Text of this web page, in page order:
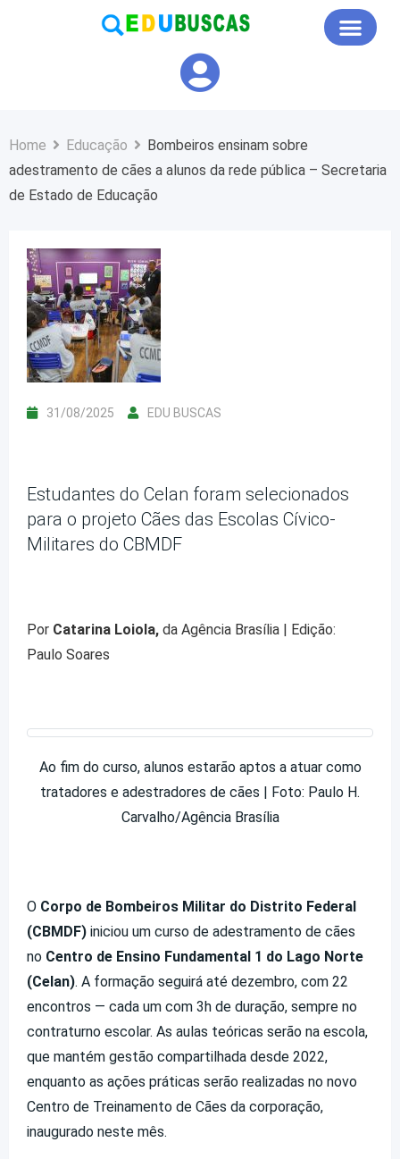
Home Educação
Bombeiros ensinam sobre
adestramento de cães a alunos da rede pública – Secretaria
de Estado de Educação
31/08/2025 EDU BUSCAS
Estudantes do Celan foram selecionados
para o projeto Cães das Escolas Cívico-
Militares do CBMDF
Por Catarina Loiola, da Agência Brasília | Edição:
Paulo Soares
Ao fim do curso, alunos estarão aptos a atuar como
tratadores e adestradores de cães | Foto: Paulo H.
Carvalho/Agência Brasília
O Corpo de Bombeiros Militar do Distrito Federal
(CBMDF) iniciou um curso de adestramento de cães
no Centro de Ensino Fundamental 1 do Lago Norte
(Celan). A formação seguirá até dezembro, com 22
encontros — cada um com 3h de duração, sempre no
contraturno escolar. As aulas teóricas serão na escola,
que mantém gestão compartilhada desde 2022,
enquanto as ações práticas serão realizadas no novo
Centro de Treinamento de Cães da corporação,
inaugurado neste mês.